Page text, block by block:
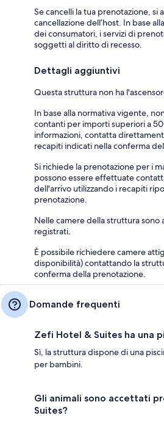
Se cancelli la tua prenotazione,
cancellazione dell’host. In base
dei consumatori, i servizi di
soggetti al diritto di recesso.
Dettagli aggiuntivi
Questa struttura non ha
In base alla normativa vigente,
contanti per importi superiori a
informazioni, contatta
recapiti indicati nella conferma
Si richiede la prenotazione per i
possono essere effettuate
dell'arrivo utilizzando i recapiti
prenotazione.
Nelle camere della struttura sono
registrati.
È possibile richiedere camere
disponibilità) contattando la
conferma della prenotazione.
Domande frequenti
Zefi Hotel & Suites ha una
Sì, la struttura dispone di una
per bambini.
Gli animali sono accettati
Suites?